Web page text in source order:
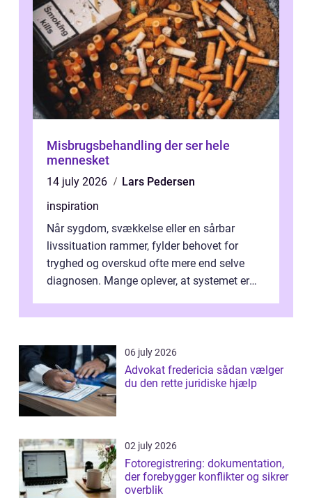
Misbrugsbehandling der ser hele
mennesket
14 july 2026
Lars Pedersen
inspiration
Når sygdom, svækkelse eller en sårbar
livssituation rammer, fylder behovet for
tryghed og overskud ofte mere end selve
diagnosen. Mange oplever, at systemet er
06 july 2026
Advokat fredericia sådan vælger
du den rette juridiske hjælp
02 july 2026
Fotoregistrering: dokumentation,
der forebygger konflikter og sikrer
overblik